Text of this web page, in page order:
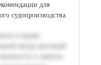
для
судопроизводства.